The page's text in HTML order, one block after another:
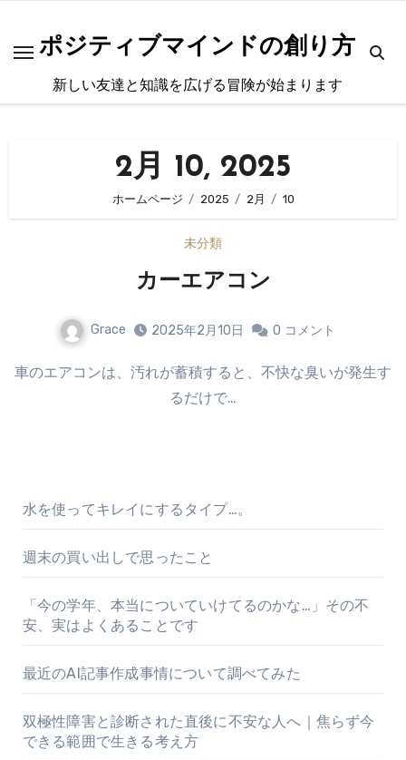
ポジティブマインドの創り方
新しい友達と知識を広げる冒険が始まります
2月 10, 2025
ホームページ 2025 2月 10
未分類
カーエアコン
Grace 2025年2月10日 0 コメント
車のエアコンは、汚れが蓄積すると、不快な臭いが発生す
るだけで…
水を使ってキレイにするタイプ…。
週末の買い出しで思ったこと
「今の学年、本当についていけてるのかな…」その不
安、実はよくあることです
最近のAI記事作成事情について調べてみた
双極性障害と診断された直後に不安な人へ｜焦らず今
できる範囲で生きる考え方